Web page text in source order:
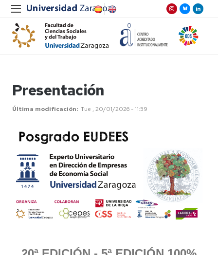
Presentación
Última modificación Tue , 20/01/2026 - 11:59